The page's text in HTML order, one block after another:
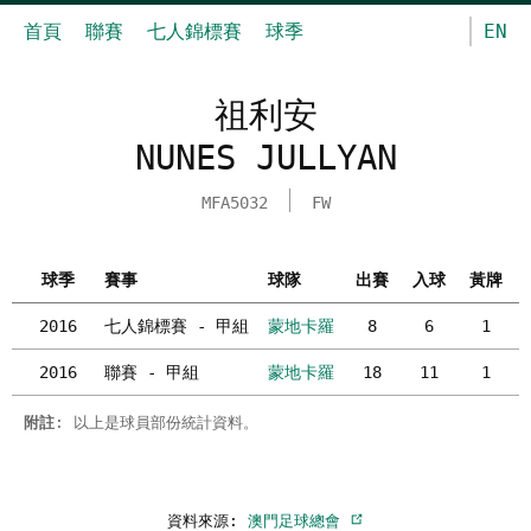
首頁 聯賽 七人錦標賽 球季 EN
祖利安
NUNES JULLYAN
MFA5032 FW
球季 賽事 球隊 出賽 入球 黃牌
2016 七人錦標賽 - 甲組 蒙地卡羅 8 6 1
2016 聯賽 - 甲組 蒙地卡羅 18 11 1
附註 : 以上是球員部份統計資料。
資料來源: 澳門足球總會